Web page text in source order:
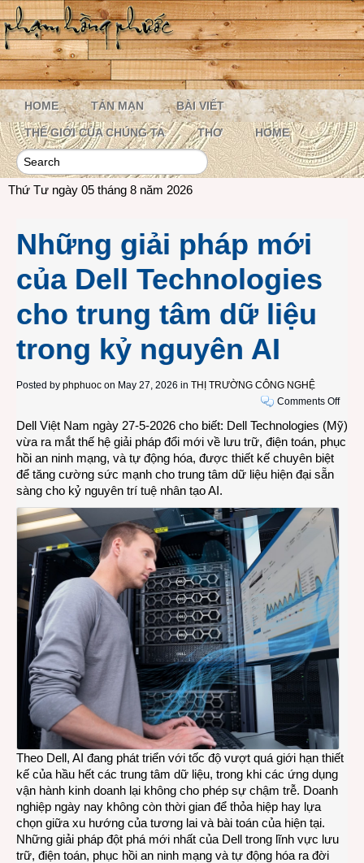
HOME TẢN MẠN BÀI VIẾT
THẾ GIỚI CỦA CHÚNG TA THƠ HOME
Thứ Tư ngày 05 tháng 8 năm 2026
Những giải pháp mới
của Dell Technologies
cho trung tâm dữ liệu
trong kỷ nguyên AI
Posted by phphuoc on May 27, 2026 in THỊ TRƯỜNG CÔNG NGHỆ
Comments Offon
giải
pháp
Dell Việt Nam ngày 27-5-2026 cho biết: Dell Technologies (Mỹ)
vừa ra mắt thế hệ giải pháp đổi mới về lưu trữ, điện toán, phục
hồi an ninh mạng, và tự động hóa, được thiết kế chuyên biệt
để tăng cường sức mạnh cho trung tâm dữ liệu hiện đại sẵn
sàng cho kỷ nguyên trí tuệ nhân tạo AI.
Theo Dell, AI đang phát triển với tốc độ vượt quá giới hạn thiết
kế của hầu hết các trung tâm dữ liệu, trong khi các ứng dụng
vận hành kinh doanh lại không cho phép sự chậm trễ. Doanh
nghiệp ngày nay không còn thời gian để thỏa hiệp hay lựa
chọn giữa xu hướng của tương lai và bài toán của hiện tại.
Những giải pháp đột phá mới nhất của Dell trong lĩnh vực lưu
trữ, điện toán, phục hồi an ninh mạng và tự động hóa ra đời